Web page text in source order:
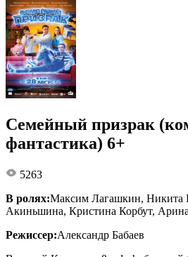
Семейный призрак
фантастика) 6+
5263
В ролях:Максим Лагашкин, Никита
Акиньшина, Кристина Корбут,
Режиссер:Александр Бабаев